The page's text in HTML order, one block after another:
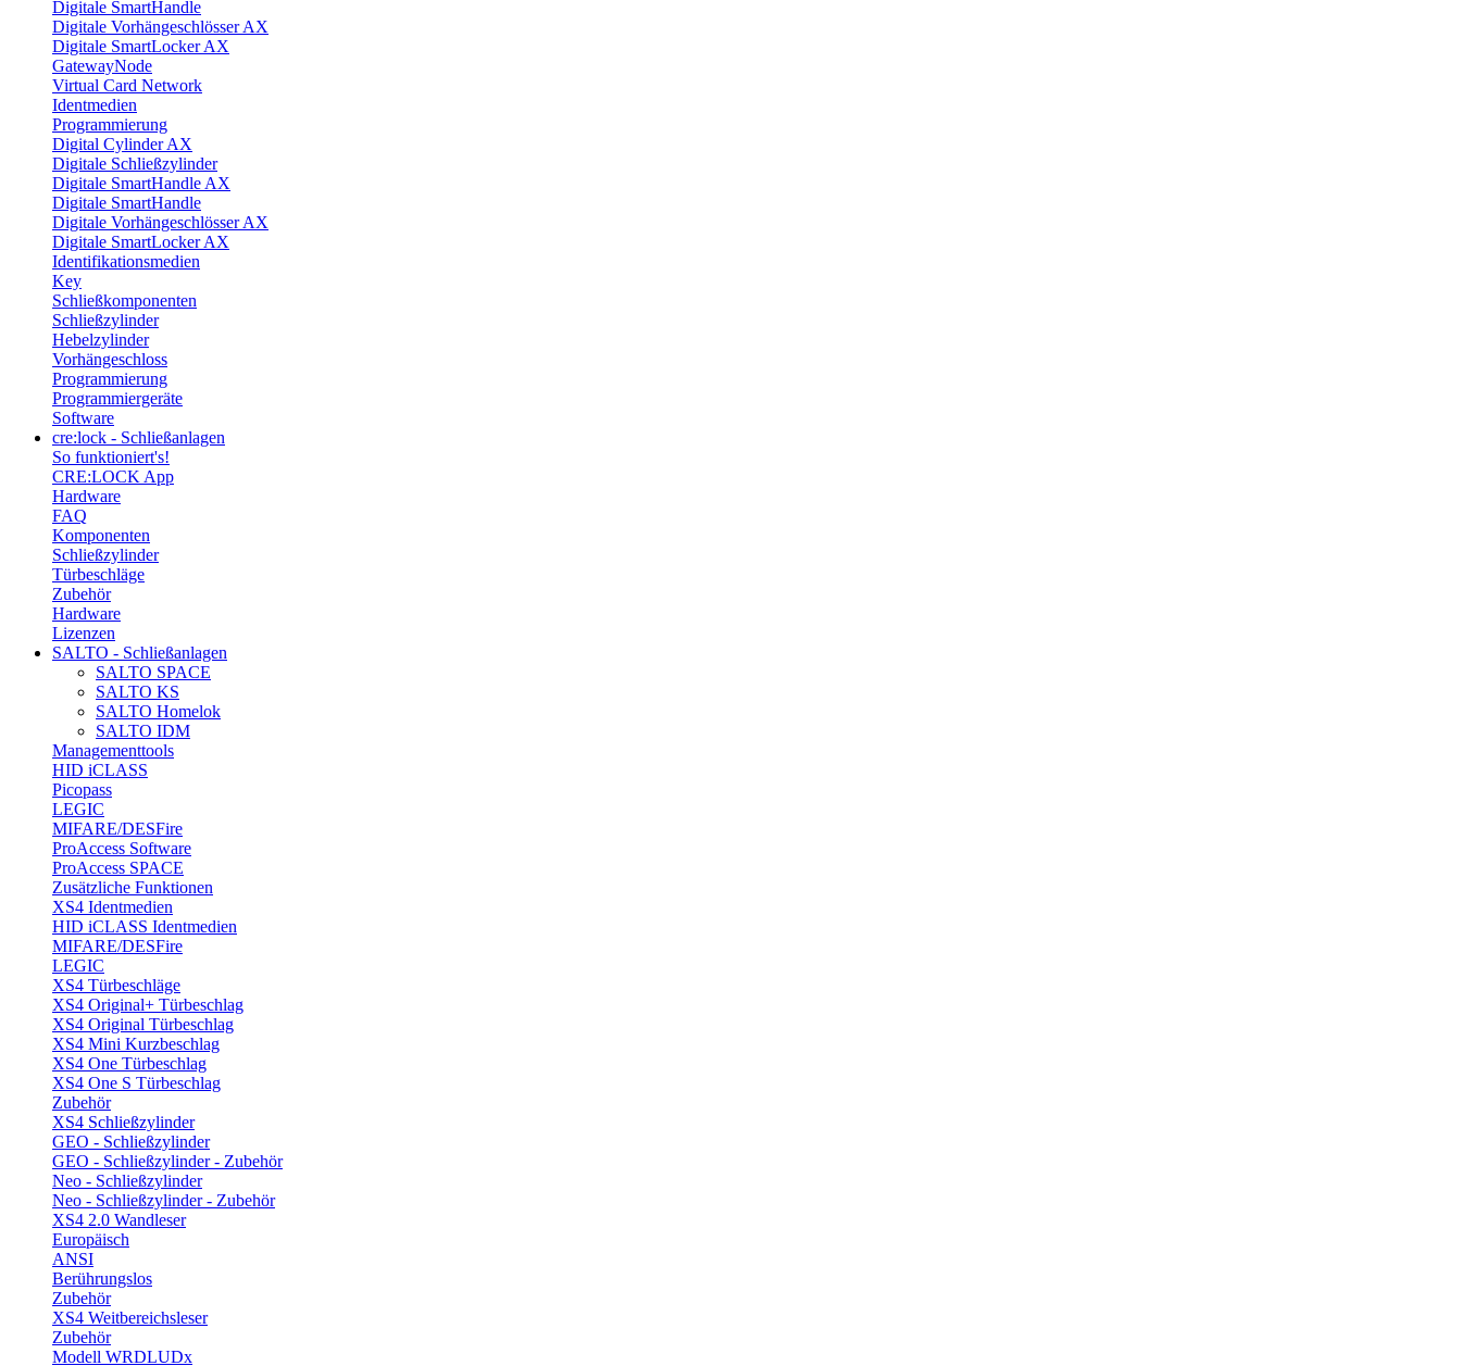
Digitale SmartHandle
Digitale Vorhängeschlösser AX
Digitale SmartLocker AX
GatewayNode
Virtual Card Network
Identmedien
Programmierung
Digital Cylinder AX
Digitale Schließzylinder
Digitale SmartHandle AX
Digitale SmartHandle
Digitale Vorhängeschlösser AX
Digitale SmartLocker AX
Identifikationsmedien
Key
Schließkomponenten
Schließzylinder
Hebelzylinder
Vorhängeschloss
Programmierung
Programmiergeräte
Software
cre:lock - Schließanlagen
So funktioniert's!
CRE:LOCK App
Hardware
FAQ
Komponenten
Schließzylinder
Türbeschläge
Zubehör
Hardware
Lizenzen
SALTO - Schließanlagen
SALTO SPACE
SALTO KS
SALTO Homelok
SALTO IDM
Managementtools
HID iCLASS
Picopass
LEGIC
MIFARE/DESFire
ProAccess Software
ProAccess SPACE
Zusätzliche Funktionen
XS4 Identmedien
HID iCLASS Identmedien
MIFARE/DESFire
LEGIC
XS4 Türbeschläge
XS4 Original+ Türbeschlag
XS4 Original Türbeschlag
XS4 Mini Kurzbeschlag
XS4 One Türbeschlag
XS4 One S Türbeschlag
Zubehör
XS4 Schließzylinder
GEO - Schließzylinder
GEO - Schließzylinder - Zubehör
Neo - Schließzylinder
Neo - Schließzylinder - Zubehör
XS4 2.0 Wandleser
Europäisch
ANSI
Berührungslos
Zubehör
XS4 Weitbereichsleser
Zubehör
Modell WRDLUDx